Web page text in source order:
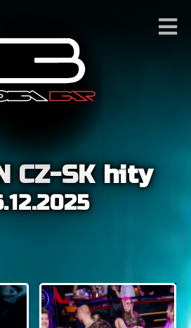
CZ-SK hity